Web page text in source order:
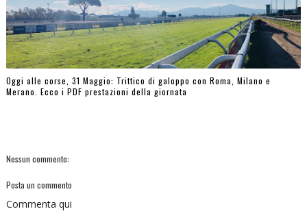
Oggi alle corse, 31 Maggio: Trittico di galoppo con Roma, Milano e
Merano. Ecco i PDF prestazioni della giornata
Nessun commento:
Posta un commento
Commenta qui